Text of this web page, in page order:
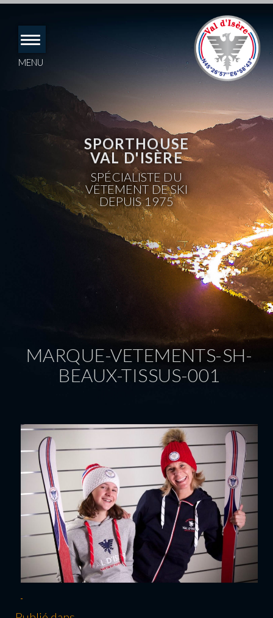
directement
contenu
MENU
SPORTHOUSE
VAL D'ISÈRE
SPÉCIALISTE DU
VÊTEMENT DE SKI
DEPUIS 1975
MARQUE-VETEMENTS-SH-
BEAUX-TISSUS-001